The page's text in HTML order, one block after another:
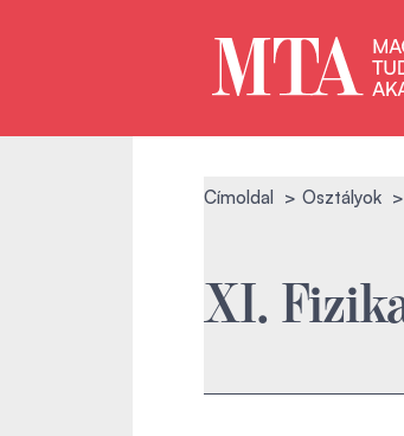
Címoldal Osztályok
XI.